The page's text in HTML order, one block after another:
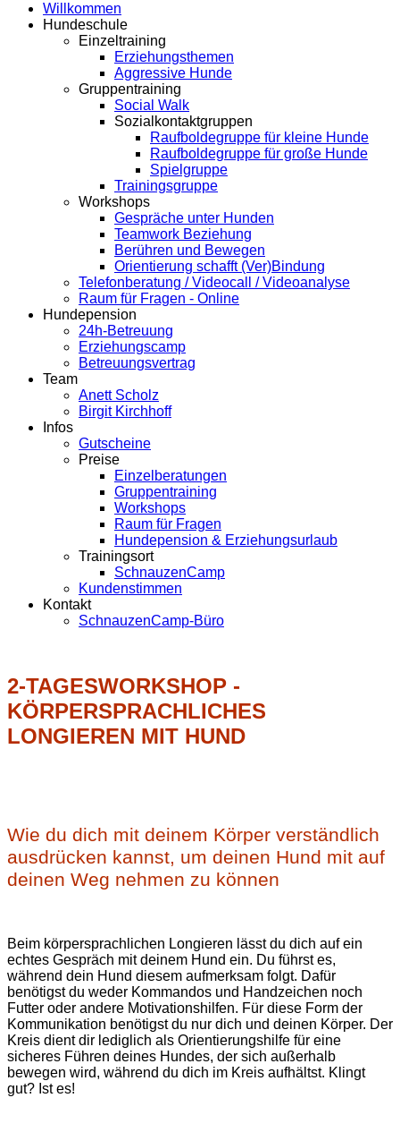
Willkommen
Hundeschule
Einzeltraining
Erziehungsthemen
Aggressive Hunde
Gruppentraining
Social Walk
Sozialkontaktgruppen
Raufboldegruppe für kleine Hunde
Raufboldegruppe für große Hunde
Spielgruppe
Trainingsgruppe
Workshops
Gespräche unter Hunden
Teamwork Beziehung
Berühren und Bewegen
Orientierung schafft (Ver)Bindung
Telefonberatung / Videocall / Videoanalyse
Raum für Fragen - Online
Hundepension
24h-Betreuung
Erziehungscamp
Betreuungsvertrag
Team
Anett Scholz
Birgit Kirchhoff
Infos
Gutscheine
Preise
Einzelberatungen
Gruppentraining
Workshops
Raum für Fragen
Hundepension & Erziehungsurlaub
Trainingsort
SchnauzenCamp
Kundenstimmen
Kontakt
SchnauzenCamp-Büro
2-TAGESWORKSHOP -
KÖRPERSPRACHLICHES
LONGIEREN MIT HUND
Wie du dich mit deinem Körper verständlich
ausdrücken kannst, um deinen Hund mit auf
deinen Weg nehmen zu können
Beim körpersprachlichen Longieren lässt du dich auf ein
echtes Gespräch mit deinem Hund ein. Du führst es,
während dein Hund diesem aufmerksam folgt. Dafür
benötigst du weder Kommandos und Handzeichen noch
Futter oder andere Motivationshilfen. Für diese Form der
Kommunikation benötigst du nur dich und deinen Körper. Der
Kreis dient dir lediglich als Orientierungshilfe für eine
sicheres Führen deines Hundes, der sich außerhalb
bewegen wird, während du dich im Kreis aufhältst. Klingt
gut? Ist es!